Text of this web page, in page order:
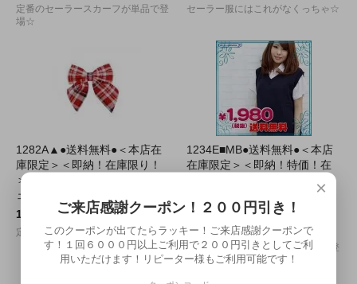
定番のセーラースカーフが単品で登
場☆
セーラー服にはこれがなくっちゃ☆
1282A▲●送料無料●＜本店在
庫限定＞＜即納！在庫限り！
＞TE-11SS リボン 赤ピンクチ
ェック
1,140円(税込1,254円)
定番の赤チェックはリボン。
1234E■MB●送料無料●＜本店
在庫限定＞＜即納！特価！在
品 色：ネイビー サイズ：
Ｍ/ＢＩＧ
1,980円(税込2,178円)
ベーシックなＶネックベストの新登
場！
×
ご来店感謝クーポン！２００円引き！
このクーポンが出てたらラッキー！ご来店感謝クーポンで
す！１回６０００円以上ご利用で２００円引きとしてご利
用いただけます！リピーター様もご利用可能です！